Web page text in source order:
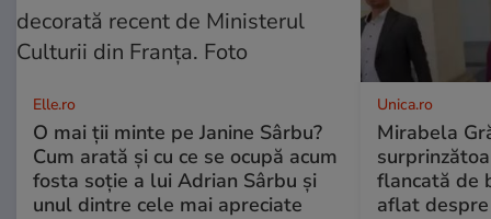
Elle.ro
O mai ții minte pe Janine Sârbu?
Cum arată și cu ce se ocupă acum
fosta soție a lui Adrian Sârbu și
unul dintre cele mai apreciate
Unica.ro
Mirabela
flancată de
aflat